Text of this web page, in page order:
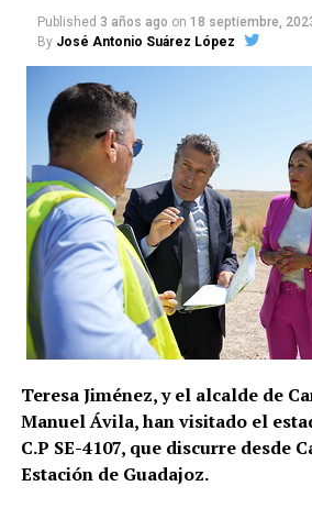
Published 3 años ago on 18 septiembre,
By José Antonio Suárez López
Teresa Jiménez, y el alcalde de
Manuel Ávila, han visitado el
C.P SE-4107, que discurre desde
Estación de Guadajoz.